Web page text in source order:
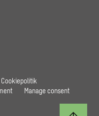
Cookiepolitik
Manage consent